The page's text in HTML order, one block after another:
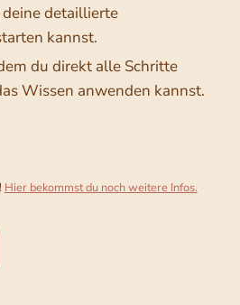
detaillierte
kannst.
du direkt alle Schritte
Wissen anwenden kannst.
Hier bekommst du noch weitere Infos.